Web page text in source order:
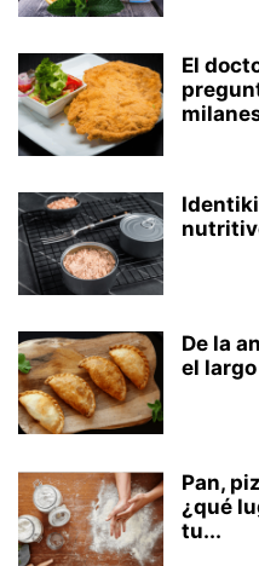
El
De la
el
Pan,
¿qué
tu...